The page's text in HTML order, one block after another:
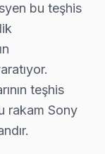
izler veya
uzun süre
arası.
bu teşhis
teşhis
rakam Sony